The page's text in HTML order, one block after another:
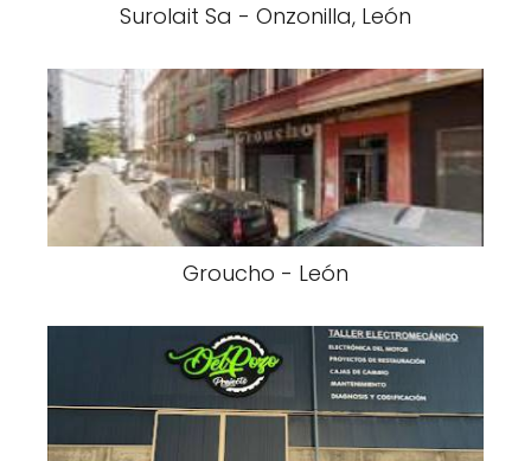
Surolait Sa - Onzonilla, León
Groucho - León